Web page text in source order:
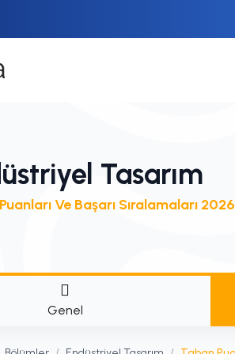
Tasarım
Ve Başarı Sıralamaları 2026
Genel